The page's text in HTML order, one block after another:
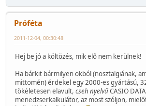
Próféta
2011-12-04, 00:30:48
Hej be jó a költözés, mik elő nem kerülnek!
Ha bárkit bármilyen okból (nosztalgiának,
mittomén) érdekel egy 2000-es gyártású,
tökéletesen elavult, cseh nyelvűCASIO
menedzserkalkulátor, az most szóljon,